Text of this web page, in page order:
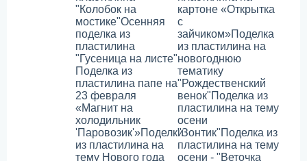
"Колобок на
мостике"Осенняя
поделка из
пластилина
"Гусеница на листе"
Поделка из
пластилина папе на
23 февраля
«Магнит на
холодильник
'Паровозик'»Поделки
из пластилина на
тему Нового года
картоне «Открытка
с
зайчиком»Поделка
из пластилина на
новогоднюю
тематику
"Рождественский
венок"Поделка из
пластилина на тему
осени
"Зонтик"Поделка из
пластилина на тему
осени - "Веточка